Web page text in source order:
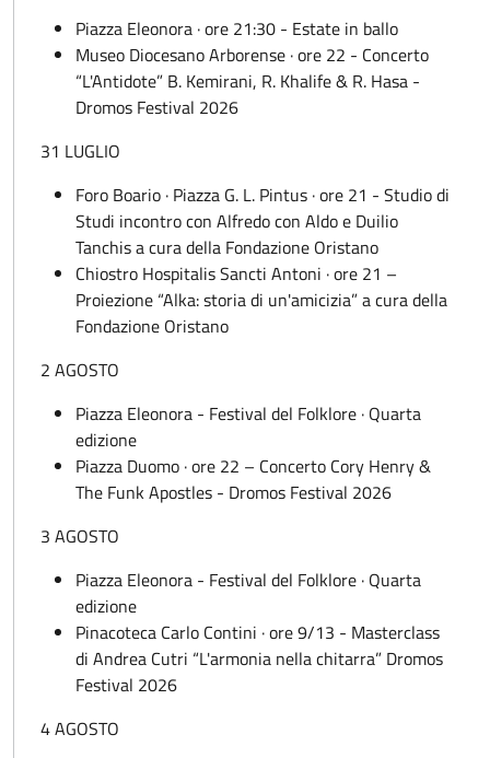
Piazza Eleonora · ore 21:30 - Estate in ballo
Museo Diocesano Arborense · ore 22 - Concerto
“L'Antidote” B. Kemirani, R. Khalife & R. Hasa -
Dromos Festival 2026
31 LUGLIO
Foro Boario · Piazza G. L. Pintus · ore 21 - Studio di
Studi incontro con Alfredo con Aldo e Duilio
Tanchis a cura della Fondazione Oristano
Chiostro Hospitalis Sancti Antoni · ore 21 –
Proiezione “Alka: storia di un'amicizia” a cura della
Fondazione Oristano
2 AGOSTO
Piazza Eleonora - Festival del Folklore · Quarta
edizione
Piazza Duomo · ore 22 – Concerto Cory Henry &
The Funk Apostles - Dromos Festival 2026
3 AGOSTO
Piazza Eleonora - Festival del Folklore · Quarta
edizione
Pinacoteca Carlo Contini · ore 9/13 - Masterclass
di Andrea Cutri “L'armonia nella chitarra” Dromos
Festival 2026
4 AGOSTO